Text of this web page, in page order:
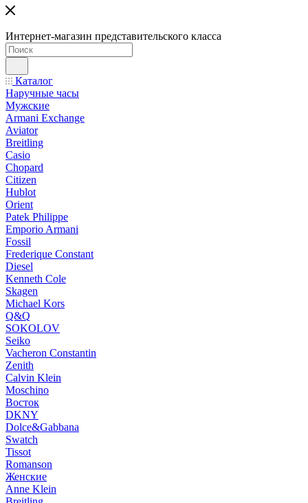
Интернет-магазин представительского класса
Каталог
Наручные часы
Мужские
Armani Exchange
Aviator
Breitling
Casio
Chopard
Citizen
Hublot
Orient
Patek Philippe
Emporio Armani
Fossil
Frederique Constant
Diesel
Kenneth Cole
Skagen
Michael Kors
Q&Q
SOKOLOV
Seiko
Vacheron Constantin
Zenith
Calvin Klein
Moschino
Восток
DKNY
Dolce&Gabbana
Swatch
Tissot
Romanson
Женские
Anne Klein